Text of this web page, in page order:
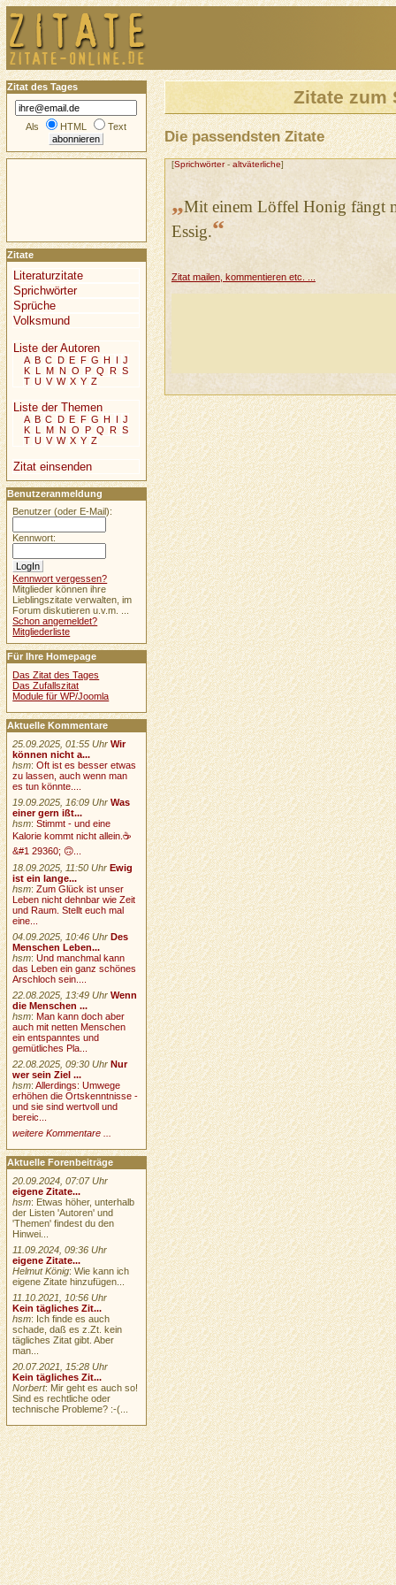
Zitate
Die passendsten Zitate
[Sprichwörter- altväterliche]
„Mit einem Löffel Honig fängt
Essig.“
Zitat mailen, kommentieren etc. ...
Zitat des Tages
Als HTML Text
Zitate
Literaturzitate
Sprichwörter
Sprüche
Volksmund
Liste der Autoren
A B C D E F G H I J
K L M N O P Q R S
T U V W X Y Z
Liste der Themen
A B C D E F G H I J
K L M N O P Q R S
T U V W X Y Z
Zitat einsenden
Benutzeranmeldung
Benutzer (oder E-Mail):
Kennwort:
Kennwort vergessen?
Mitglieder können ihre
Lieblingszitate verwalten, im
Forum diskutieren u.v.m. ...
Schon angemeldet?
Mitgliederliste
Für Ihre Homepage
Das Zitat des Tages
Das Zufallszitat
Module für WP/Joomla
Aktuelle Kommentare
25.09.2025, 01:55 Uhr Wir
können nicht a...
hsm:Oft ist es besser etwas
zu lassen, auch wenn man
es tun könnte....
19.09.2025, 16:09 Uhr Was
einer gern ißt...
hsm:Stimmt - und eine
Kalorie kommt nicht allein.☕
&#1 29360; 🙃...
18.09.2025, 11:50 Uhr Ewig
ist ein lange...
hsm:Zum Glück ist unser
Leben nicht dehnbar wie Zeit
und Raum. Stellt euch mal
eine...
04.09.2025, 10:46 Uhr Des
Menschen Leben...
hsm:Und manchmal kann
das Leben ein ganz schönes
Arschloch sein....
22.08.2025, 13:49 Uhr Wenn
die Menschen ...
hsm:Man kann doch aber
auch mit netten Menschen
ein entspanntes und
gemütliches Pla...
22.08.2025, 09:30 Uhr Nur
wer sein Ziel ...
hsm:Allerdings: Umwege
erhöhen die Ortskenntnisse -
und sie sind wertvoll und
bereic...
weitere Kommentare ...
Aktuelle Forenbeiträge
20.09.2024, 07:07 Uhr
eigene Zitate...
hsm: Etwas höher, unterhalb
der Listen 'Autoren' und
'Themen' findest du den
Hinwei...
11.09.2024, 09:36 Uhr
eigene Zitate...
Helmut König: Wie kann ich
eigene Zitate hinzufügen...
11.10.2021, 10:56 Uhr
Kein tägliches Zit...
hsm: Ich finde es auch
schade, daß es z.Zt. kein
tägliches Zitat gibt. Aber
man...
20.07.2021, 15:28 Uhr
Kein tägliches Zit...
Norbert: Mir geht es auch so!
Sind es rechtliche oder
technische Probleme? :-(...